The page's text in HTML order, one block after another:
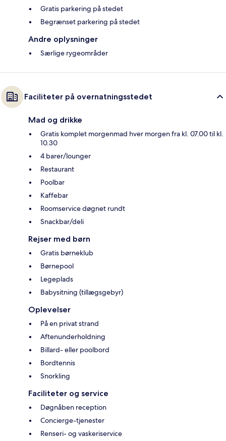
Gratis parkering på stedet
Begrænset parkering på stedet
Andre oplysninger
Særlige rygeområder
Faciliteter på overnatningsstedet
Mad og drikke
Gratis komplet morgenmad hver morgen fra kl. 07.00 til kl.
10.30
4 barer/lounger
Restaurant
Poolbar
Kaffebar
Roomservice døgnet rundt
Snackbar/deli
Rejser med børn
Gratis børneklub
Børnepool
Legeplads
Babysitning (tillægsgebyr)
Oplevelser
På en privat strand
Aftenunderholdning
Billard- eller poolbord
Bordtennis
Snorkling
Faciliteter og service
Døgnåben reception
Concierge-tjenester
Renseri- og vaskeriservice